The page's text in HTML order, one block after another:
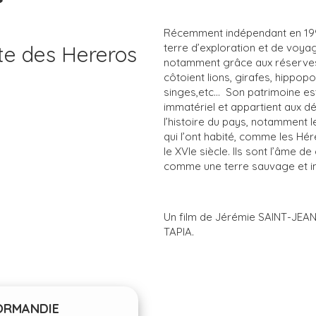
des Hereros
Récemment indépendant en
terre d’exploration et de
notamment grâce aux
côtoient lions, girafes,
singes,etc... Son patrimoine
immatériel et appartient aux
l’histoire du pays, notamment
qui l’ont habité, comme les
le XVIe siècle. Ils sont l’âme
comme une terre sauvage et
Un film de Jérémie SAINT-
TAPIA.